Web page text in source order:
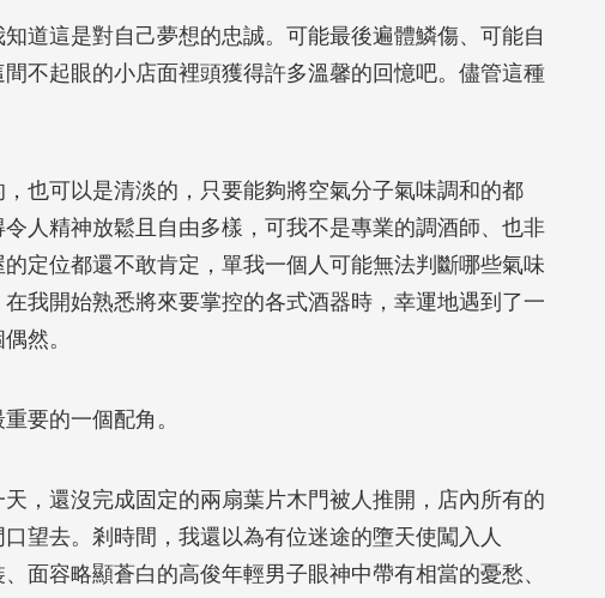
這是對自己夢想的忠誠。可能最後遍體鱗傷、可能自
不起眼的小店面裡頭獲得許多溫馨的回憶吧。儘管這種
可以是清淡的，只要能夠將空氣分子氣味調和的都
人精神放鬆且自由多樣，可我不是專業的調酒師、也非
定位都還不敢肯定，單我一個人可能無法判斷哪些氣味
我開始熟悉將來要掌控的各式酒器時，幸運地遇到了一
然。
要的一個配角。
還沒完成固定的兩扇葉片木門被人推開，店內所有的
望去。剎時間，我還以為有位迷途的墮天使闖入人
面容略顯蒼白的高俊年輕男子眼神中帶有相當的憂愁、